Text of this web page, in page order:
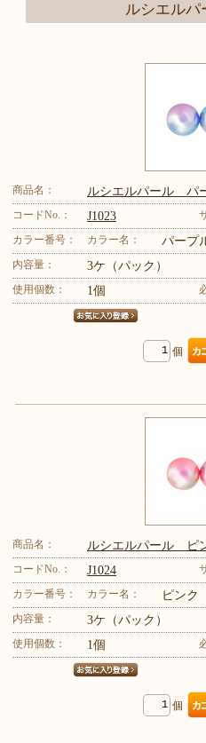
ルシエルパ
商品名： ルシエルパール パ
コードNo.： J1023
カラー番号： カラー名： パープ
内容量： 3ケ（パック）
使用個数： 1個
個
商品名： ルシエルパール ピ
コードNo.： J1024
カラー番号： カラー名： ピンク
内容量： 3ケ（パック）
使用個数： 1個
個